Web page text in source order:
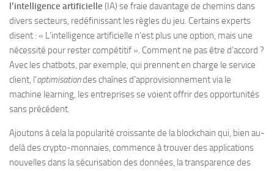
l’intelligence artificielle (IA) se fraie davantage de chemins dans
divers secteurs, redéfinissant les règles du jeu. Certains experts
disent : « L’intelligence artificielle n’est plus une option, mais une
nécessité pour rester compétitif ». Comment ne pas être d’accord ?
Avec les chatbots, par exemple, qui prennent en charge le service
client, l’optimisationdes chaînes d’approvisionnement via le
machine learning, les entreprises se voient offrir des opportunités
sans précédent.
Ajoutons à cela la popularité croissante de la blockchain qui, bien au-
delà des crypto-monnaies, commence à trouver des applications
nouvelles dans la sécurisation des données, la transparence des